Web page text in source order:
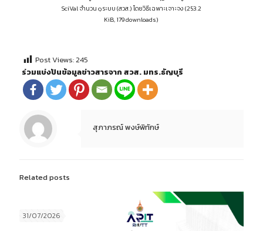
SciVal จำนวน ๑ ระบบ (สวส.) โดยวิธีเฉพาะเจาะจง (253.2
KiB, 179 downloads)
Post Views:245
ร่วมแบ่งปันข้อมูลข่าวสารจาก สวส. มทร.ธัญบุรี
สุภาภรณ์ พงษ์พิทักษ์
Related posts
31/07/2026